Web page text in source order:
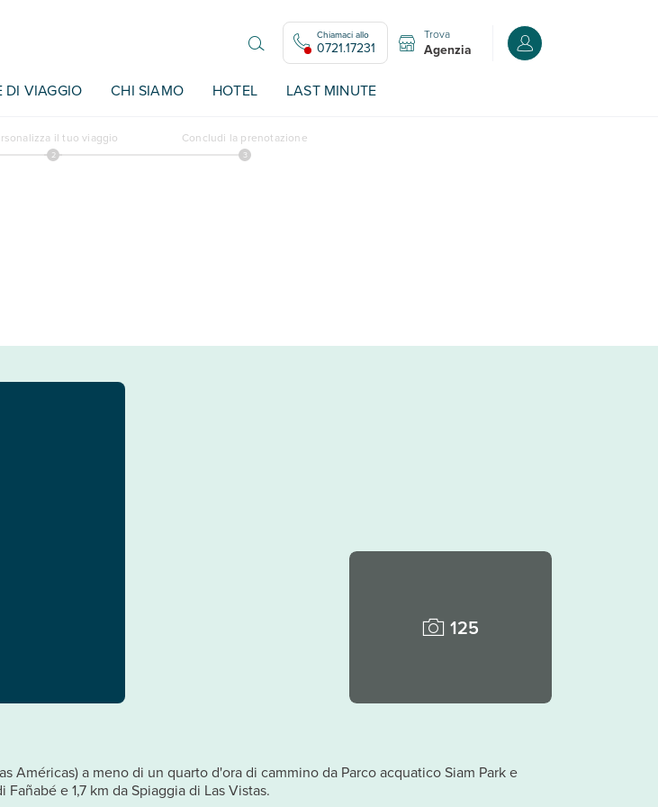
Chiamaci allo
0721.17231
Trova
Agenzia Accedi o registrati
DI VIAGGIO CHI SIAMO HOTEL LAST MINUTE
il tuo viaggio Concludi la prenotazione
125
Américas) a meno di un quarto d'ora di cammino da Parco acquatico Siam Park e
e 1,7 km da Spiaggia di Las Vistas.